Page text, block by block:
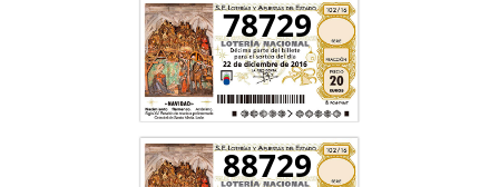
78729
88729